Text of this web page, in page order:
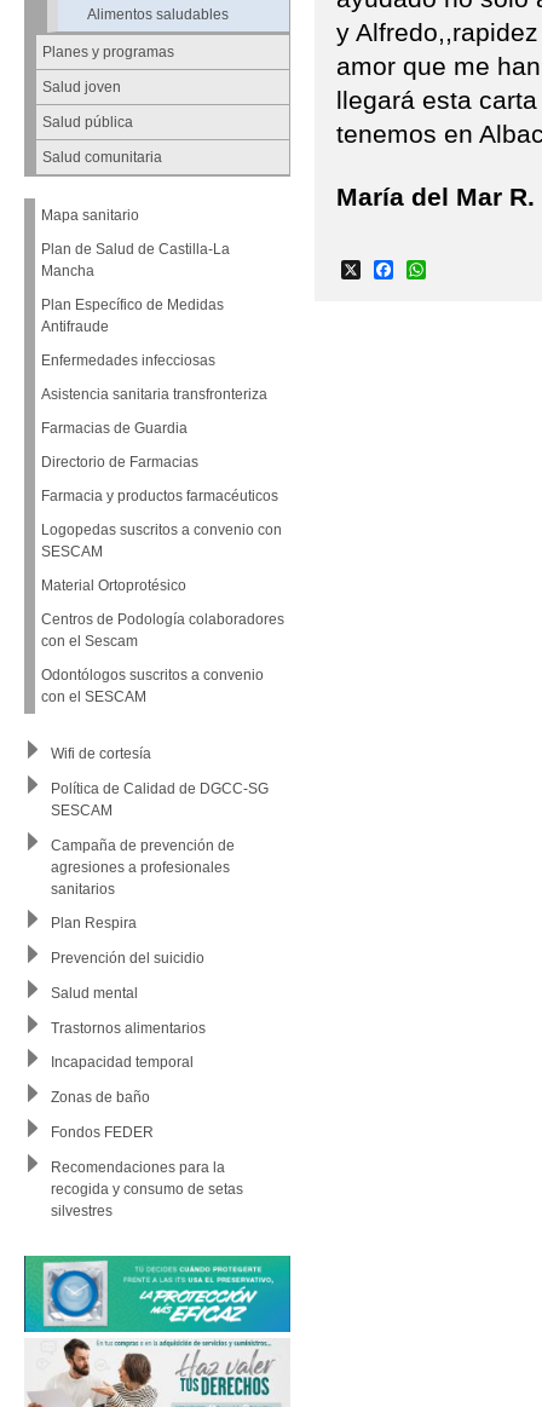
Alimentos saludables
Planes y programas
Salud joven
Salud pública
Salud comunitaria
Mapa sanitario
Plan de Salud de Castilla-La
Mancha
Plan Específico de Medidas
Antifraude
Enfermedades infecciosas
Asistencia sanitaria transfronteriza
Farmacias de Guardia
Directorio de Farmacias
Farmacia y productos farmacéuticos
Logopedas suscritos a convenio con
SESCAM
Material Ortoprotésico
Centros de Podología colaboradores
con el Sescam
Odontólogos suscritos a convenio
con el SESCAM
Wifi de cortesía
Política de Calidad de DGCC-SG
SESCAM
Campaña de prevención de
agresiones a profesionales
sanitarios
Plan Respira
Prevención del suicidio
Salud mental
Trastornos alimentarios
Incapacidad temporal
Zonas de baño
Fondos FEDER
Recomendaciones para la
recogida y consumo de setas
silvestres
y
amor que me
llegará esta
tenemos en
María del Mar
Facebook